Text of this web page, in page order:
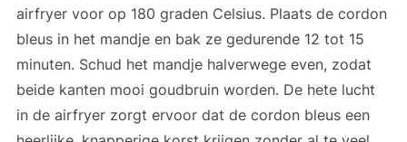
airfryer voor op 180 graden Celsius. Plaats de cordon
bleus in het mandje en bak ze gedurende 12 tot 15
minuten. Schud het mandje halverwege even, zodat
beide kanten mooi goudbruin worden. De hete lucht
in de airfryer zorgt ervoor dat de cordon bleus een